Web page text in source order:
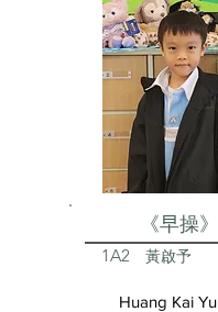
《早操》
1A2 黃啟予
Huang Kai Yu